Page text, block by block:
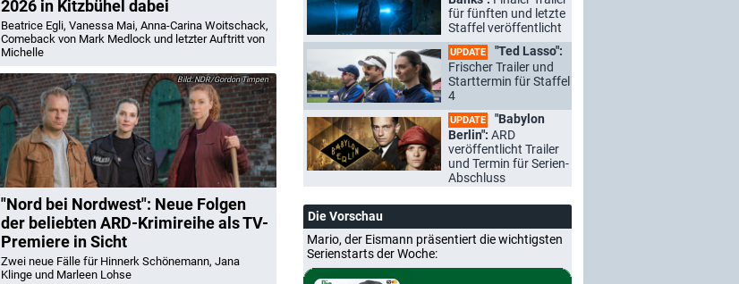
2026 in Kitzbühel dabei
Beatrice Egli, Vanessa Mai, Anna-Carina Woitschack,
Comeback von Mark Medlock und letzter Auftritt von
Michelle
NDR/Gordon Timpen
"Nord bei Nordwest": Neue Folgen
der beliebten ARD-Krimireihe als TV-
Premiere in Sicht
Zwei neue Fälle für Hinnerk Schönemann, Jana
Klinge und Marleen Lohse
für fünften und letzte
Staffel veröffentlicht
UPDATE
"Ted Lasso":
Frischer Trailer und
Starttermin für Staffel
4
UPDATE
"Babylon
Berlin": ARD
veröffentlicht Trailer
und Termin für Serien-
Abschluss
Die Vorschau
Mario, der Eismann präsentiert die wichtigsten
Serienstarts der Woche: